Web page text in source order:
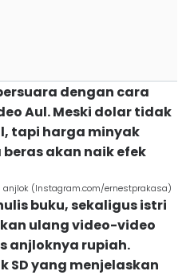
dengan cara
Aul. Meski dolar tidak
tapi harga minyak
akan naik efek
anjlok (Instagram.com/ernestprakasa)
buku, sekaligus istri
ulang video-video
anjloknya rupiah.
SD yang menjelaskan